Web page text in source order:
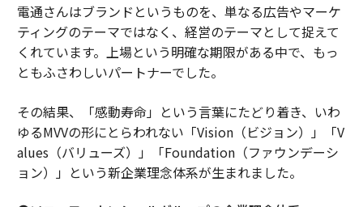
電通さんはブランドというものを、単なる広告やマーケ
ティングのテーマではなく、経営のテーマとして捉えて
くれています。上場という明確な期限がある中で、もっ
ともふさわしいパートナーでした。
その結果、「感動寿命」という言葉にたどり着き、いわ
ゆるMVVの形にとらわれない「Vision（ビジョン）」「V
alues（バリューズ）」「Foundation（ファウンデーシ
ョン）」という新企業理念体系が生まれました。